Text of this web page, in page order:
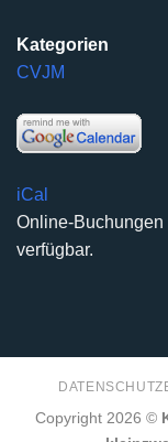
Kategorien
CVJM
iCal
Online-
verfügbar.
Copyright 2026 ©